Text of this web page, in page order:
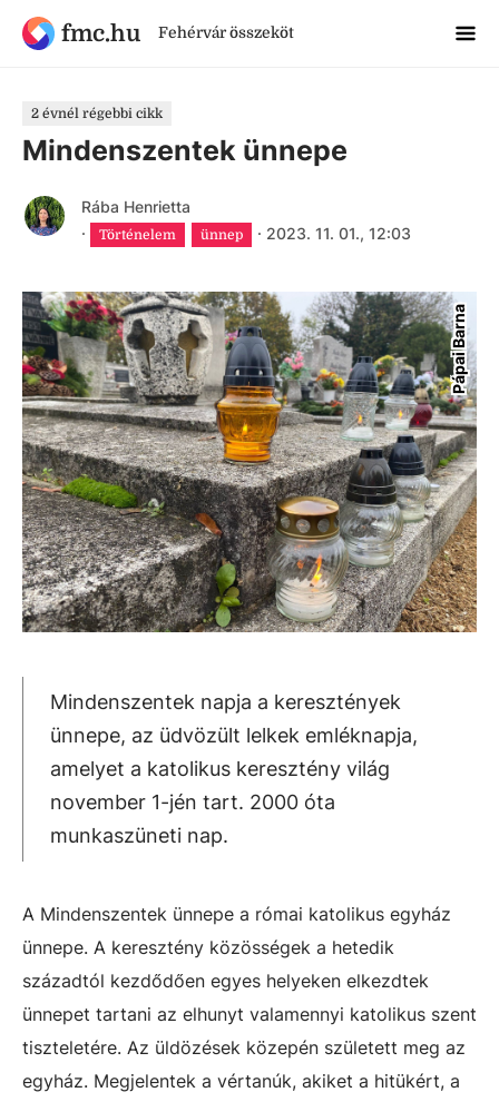
fmc.hu Fehérvár összeköt
2 évnél régebbi cikk
Mindenszentek ünnepe
Rába Henrietta
·
Történelem ünnep · 2023. 11. 01., 12:03
Pápai Barna
Mindenszentek napja a keresztények
ünnepe, az üdvözült lelkek emléknapja,
amelyet a katolikus keresztény világ
november 1-jén tart. 2000 óta
munkaszüneti nap.
A Mindenszentek ünnepe a római katolikus egyház
ünnepe. A keresztény közösségek a hetedik
századtól kezdődően egyes helyeken elkezdtek
ünnepet tartani az elhunyt valamennyi katolikus szent
tiszteletére. Az üldözések közepén született meg az
egyház. Megjelentek a vértanúk, akiket a hitükért, a